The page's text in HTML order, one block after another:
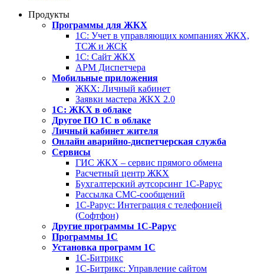
Продукты
Программы для ЖКХ
1С: Учет в управляющих компаниях ЖКХ,
ТСЖ и ЖСК
1С: Сайт ЖКХ
АРМ Диспетчера
Мобильные приложения
ЖКХ: Личный кабинет
Заявки мастера ЖКХ 2.0
1С: ЖКХ в облаке
Другое ПО 1С в облаке
Личный кабинет жителя
Онлайн аварийно-диспетчерская служба
Сервисы
ГИС ЖКХ – сервис прямого обмена
Расчетный центр ЖКХ
Бухгалтерский аутсорсинг 1С-Рарус
Рассылка СМС-сообщений
1С-Рарус: Интеграция с телефонией
(Софтфон)
Другие программы 1С-Рарус
Программы 1С
Установка программ 1С
1С-Битрикс
1С-Битрикс: Управление сайтом